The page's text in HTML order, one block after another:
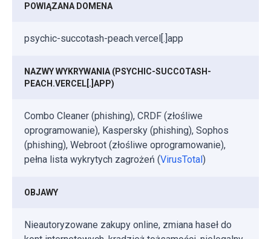
POWIĄZANA DOMENA
psychic-succotash-peach.vercel[.]app
NAZWY WYKRYWANIA (PSYCHIC-SUCCOTASH-
PEACH.VERCEL[.]APP)
Combo Cleaner (phishing), CRDF (złośliwe
oprogramowanie), Kaspersky (phishing), Sophos
(phishing), Webroot (złośliwe oprogramowanie),
pełna lista wykrytych zagrożeń (VirusTotal)
OBJAWY
Nieautoryzowane zakupy online, zmiana haseł do